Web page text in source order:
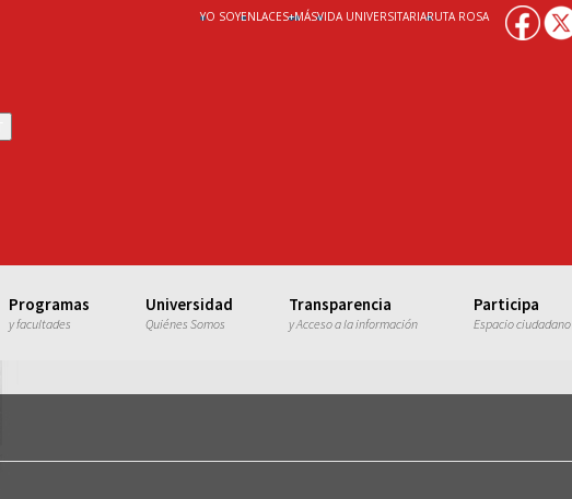
YO SOYENLACES+MÁSVIDA UNIVERSITARIARUTA ROSA
Programas
y facultades
Universidad
Quiénes Somos
Transparencia
y Acceso a la información
Participa
Espacio ciudadano